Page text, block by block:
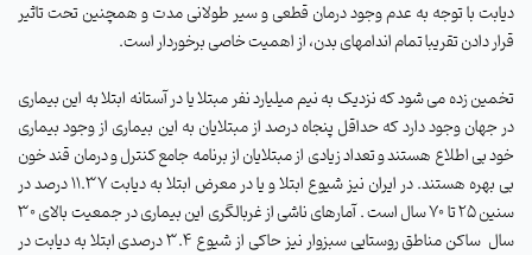
دیابت با توجه به عدم وجود درمان قطعی و سیر طولانی مدت و همچنین تحت تاثیر
قرار دادن تقریبا تمام اندامهای بدن، از اهمیت خاصی برخوردار است.
تخمین زده می شود که نزدیک به نیم میلیارد نفر مبتلا یا در آستانه ابتلا به این بیماری
در جهان وجود دارد که حداقل پنجاه درصد از مبتلایان به این بیماری از وجود بیماری
خود بی اطلاع هستند و تعداد زیادی از مبتلایان از برنامه جامع کنترل و درمان قند خون
بی بهره هستند. در ایران نیز شیوع
ابتلا و یا در معرض ابتلا به دیابت 11.37 درصد در
سنین 25 تا 70 سال است . آمارهای ناشی از غربالگری این بیماری در جمعیت بالای 30
سال
ساکن مناطق روستایی سبزوار نیز حاکی از شیوع 3.4 درصدی ابتلا به دیابت در